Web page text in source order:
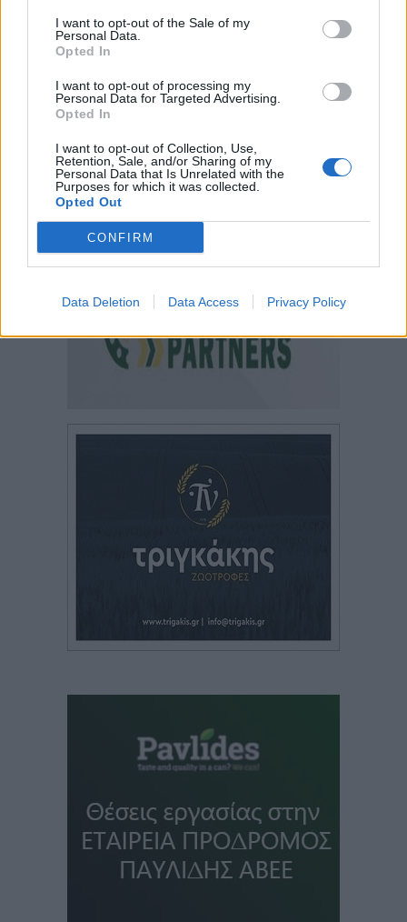
I want to opt-out of the Sale of my
Personal Data.
Opted In
I want to opt-out of processing my
Personal Data for Targeted Advertising.
Opted In
I want to opt-out of Collection, Use,
Retention, Sale, and/or Sharing of my
Personal Data that Is Unrelated with the
Purposes for which it was collected.
Opted Out
CONFIRM
Data Deletion Data Access Privacy Policy